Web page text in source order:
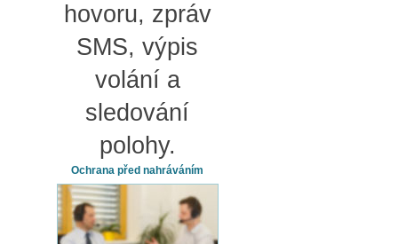
hovoru, zpráv
SMS, výpis
volání a
sledování
polohy.
Ochrana před nahráváním